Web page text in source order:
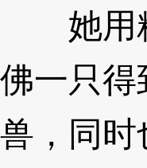
她用精
佛一只得
兽，同时